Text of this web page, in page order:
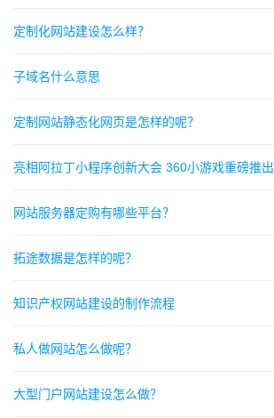
定制化网站建设怎么样？
子域名什么意思
定制网站静态化网页是怎样的呢？
亮相阿拉丁小程序创新大会 360小游戏重磅推出
网站服务器定购有哪些平台？
拓途数据是怎样的呢？
知识产权网站建设的制作流程
私人做网站怎么做呢？
大型门户网站建设怎么做？